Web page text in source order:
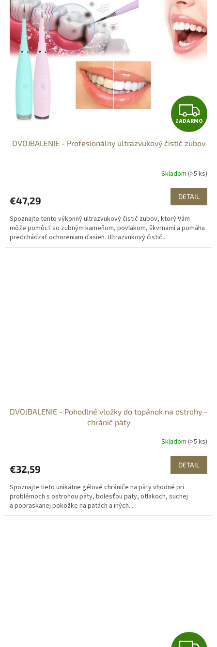
Z
A
D
A
R
M
O
ZADARMO
DVOJBALENIE - Profesionálny ultrazvukový čistič zubov
Skladom (>5 ks)
€47,29 DETAIL
Spoznajte tento výkonný ultrazvukový čistič zubov, ktorý Vám
môže pomôcť so zubným kameňom, povlakom, škvrnami a pomáha
predchádzať ochoreniam ďasien. Ultrazvukový čistič...
DVOJBALENIE - Pohodlné vložky do topánok na ostrohy -
chránič päty
Skladom (>5 ks)
€32,59 DETAIL
Spoznajte tieto unikátne gélové chrániče na päty vhodné pri
problémoch s ostrohou päty, bolesťou päty, otlakoch, suchej
a popraskanej pokožke na pätách a iných...